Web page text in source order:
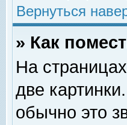
Вернуться
» Как
На
две
обычно это